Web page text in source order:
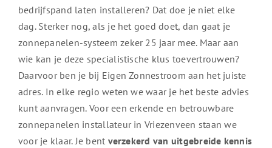
bedrijfspand laten installeren? Dat doe je niet elke
dag. Sterker nog, als je het goed doet, dan gaat je
zonnepanelen-systeem zeker 25 jaar mee. Maar aan
wie kan je deze specialistische klus toevertrouwen?
Daarvoor ben je bij Eigen Zonnestroom aan het juiste
adres. In elke regio weten we waar je het beste advies
kunt aanvragen. Voor een erkende en betrouwbare
zonnepanelen installateur in Vriezenveen staan we
voor je klaar. Je bent verzekerd van uitgebreide kennis